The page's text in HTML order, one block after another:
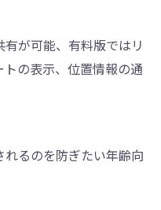
が可能、有料版ではリ
の表示、位置情報の通
れるのを防ぎたい年齢向